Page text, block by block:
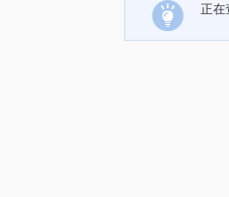
正在